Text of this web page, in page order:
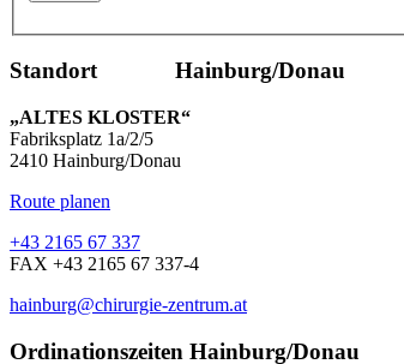
Standort Hainburg/Donau
„ALTES KLOSTER“
Fabriksplatz 1a/2/5
2410 Hainburg/Donau
Route planen
+43 2165 67 337
FAX +43 2165 67 337-4
hainburg@chirurgie-zentrum.at
Ordinationszeiten Hainburg/Donau